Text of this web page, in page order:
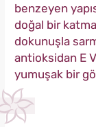
benzeyen
doğal bir
dokunuşla
antioksidan E
yumuşak bir